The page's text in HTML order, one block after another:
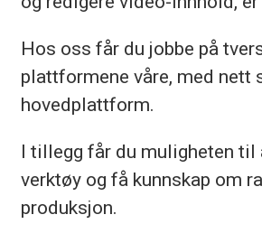
Hos oss får du jobbe på
plattformene våre, med nett
hovedplattform.
I tillegg får du muligheten til
verktøy og få kunnskap om
produksjon.